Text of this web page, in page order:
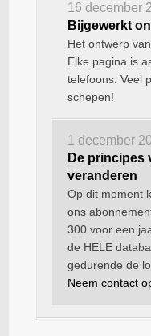
16 december
Bijgewerkt
Het ontwerp
Elke pagina is
telefoons. Veel
schepen!
1 december
De principes
veranderen
Op dit moment
ons
300 voor een
de HELE
gedurende de
Neem contact